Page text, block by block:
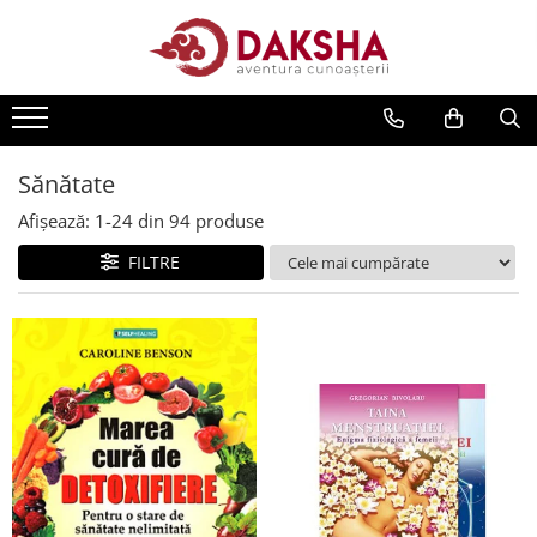
Editura Daksha
Seria David Icke
Seria Immanuel Velikovsky
Dezvăluiri
Spiritualitate
Extratereștrii
OZN
Transformare spirituală
Psihologie
Sănătate
Afișează: 1-24 din 94 produse
FILTRE